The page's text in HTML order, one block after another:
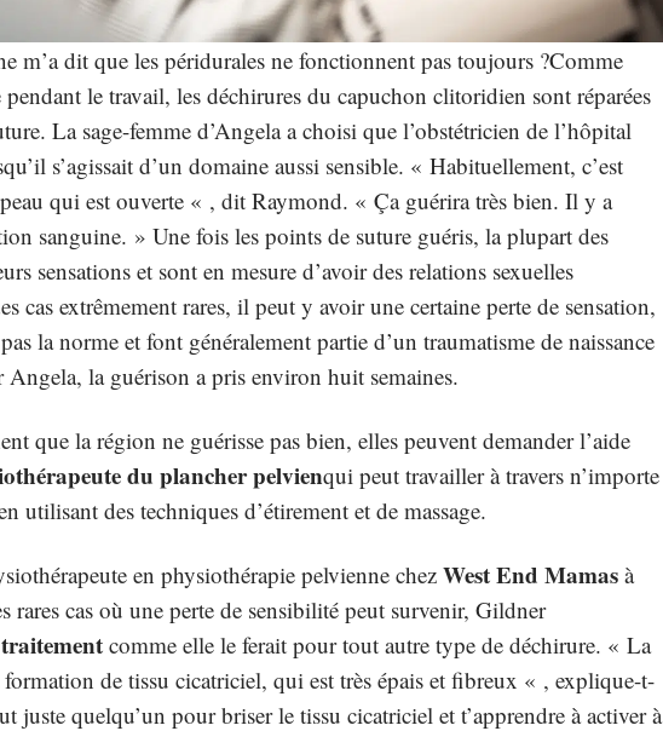
m’a dit que les péridurales ne fonctionnent pas toujours ?Comme
le travail, les déchirures du capuchon clitoridien sont réparées
La sage-femme d’Angela a choisi que l’obstétricien de l’hôpital
s’agissait d’un domaine aussi sensible. « Habituellement, c’est
qui est ouverte « , dit Raymond. « Ça guérira très bien. Il y a
sanguine. » Une fois les points de suture guéris, la plupart des
sensations et sont en mesure d’avoir des relations sexuelles
cas extrêmement rares, il peut y avoir une certaine perte de sensation,
la norme et font généralement partie d’un traumatisme de naissance
la guérison a pris environ huit semaines.
que la région ne guérisse pas bien, elles peuvent demander l’aide
du plancher pelvienqui peut travailler à travers n’importe
utilisant des techniques d’étirement et de massage.
en physiothérapie pelvienne chez West End Mamas à
rares cas où une perte de sensibilité peut survenir, Gildner
comme elle le ferait pour tout autre type de déchirure. « La
de tissu cicatriciel, qui est très épais et fibreux « , explique-t-
juste quelqu’un pour briser le tissu cicatriciel et t’apprendre à activer à